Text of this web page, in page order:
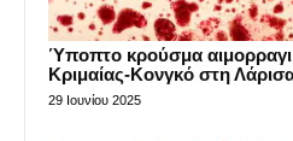
Ύποπτο κρούσμα
Κριμαίας-Κονγκό στη
29 Ιουνίου 2025